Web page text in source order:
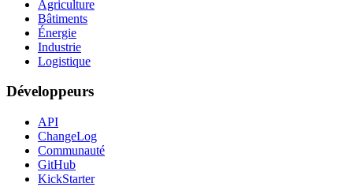
Agriculture
Bâtiments
Énergie
Industrie
Logistique
Développeurs
API
ChangeLog
Communauté
GitHub
KickStarter